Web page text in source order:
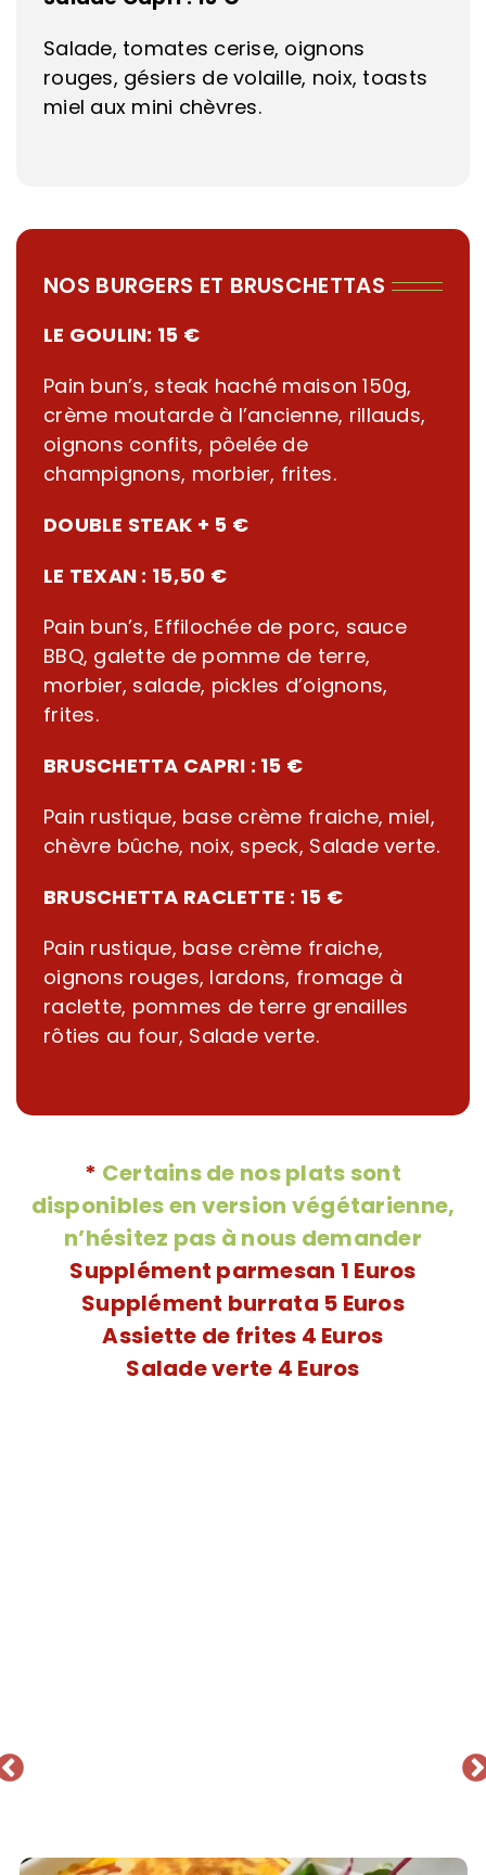
Salade, tomates cerise, oignons
rouges, gésiers de volaille, noix, toasts
miel aux mini chèvres.
NOS BURGERS ET BRUSCHETTAS
LE GOULIN: 15 €
Pain bun’s, steak haché maison 150g,
crème moutarde à l’ancienne, rillauds,
oignons confits, pôelée de
champignons, morbier, frites.
DOUBLE STEAK + 5 €
LE TEXAN : 15,50 €
Pain bun’s, Effilochée de porc, sauce
BBQ, galette de pomme de terre,
morbier, salade, pickles d’oignons,
frites.
BRUSCHETTA CAPRI : 15 €
Pain rustique, base crème fraiche, miel,
chèvre bûche, noix, speck, Salade verte.
BRUSCHETTA RACLETTE : 15 €
Pain rustique, base crème fraiche,
oignons rouges, lardons, fromage à
raclette, pommes de terre grenailles
rôties au four, Salade verte.
* Certains de nos plats sont
disponibles en version végétarienne,
n’hésitez pas à nous demander
Supplément parmesan 1 Euros
Supplément burrata 5 Euros
Assiette de frites 4 Euros
Salade verte 4 Euros